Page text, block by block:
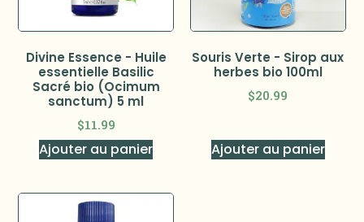
Divine Essence - Huile
essentielle Basilic
Sacré bio (Ocimum
sanctum) 5 ml
$11.99
Ajouter au panier
Souris Verte - Sirop aux
herbes bio 100ml
$20.99
Ajouter au panier